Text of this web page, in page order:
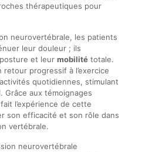
thérapeutiques pour
neurovertébrale, les patients
leur douleur ; ils
et leur mobilitétotale.
progressif à l’exercice
quotidiennes, stimulant
Grâce aux témoignages
l’expérience de cette
son efficacité et son rôle dans
vertébrale.
neurovertébrale